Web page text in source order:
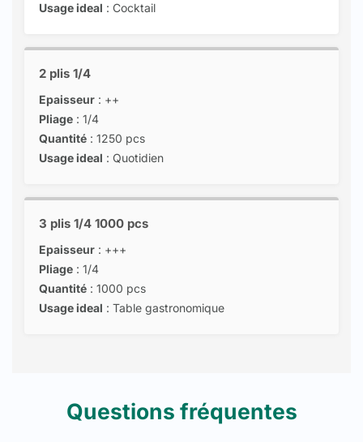
Usage ideal : Cocktail
2 plis 1/4
Epaisseur : ++
Pliage : 1/4
Quantité : 1250 pcs
Usage ideal : Quotidien
3 plis 1/4 1000 pcs
Epaisseur : +++
Pliage : 1/4
Quantité : 1000 pcs
Usage ideal : Table gastronomique
Questions fréquentes